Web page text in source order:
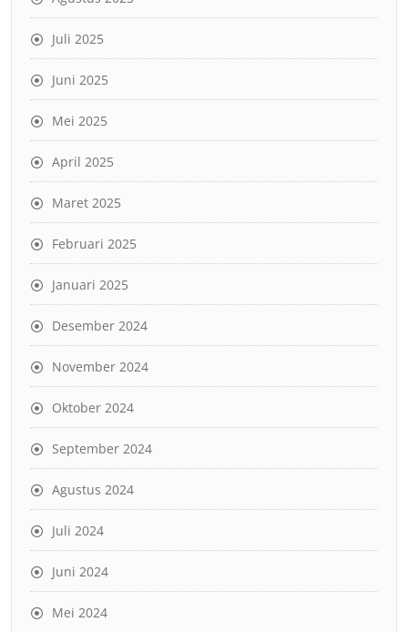
Juli 2025
Juni 2025
Mei 2025
April 2025
Maret 2025
Februari 2025
Januari 2025
Desember 2024
November 2024
Oktober 2024
September 2024
Agustus 2024
Juli 2024
Juni 2024
Mei 2024